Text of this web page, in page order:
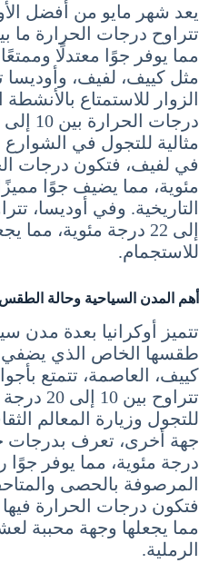
يعد شهر مايو من أفضل
مما يوفر جوًا معتدلًا
مثل كييف، لفيف،
الزوار للاستمتاع
مثالية للتجول في الشوارع
مئوية، مما يضيف جوًا
إلى 22 درجة مئوية،
للاستجمام.
أهم المدن السياحية وحالة الطقس
تتميز أوكرانيا بعدة مدن
طقسها الخاص الذي يضفي
كييف، العاصمة، تتمتع
تتراوح
للتجول وزيارة المعالم
درجة مئوية، مما يوفر
المرصوفة بالحصى
مما يجعلها وجهة محببة
الرملية.